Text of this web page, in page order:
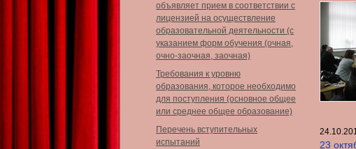
объявляет прием в соответствии с
лицензией на осуществление
образовательной деятельности (с
указанием форм обучения (очная,
очно-заочная, заочная)
Требования к уровню
образования, которое необходимо
для поступления (основное общее
или среднее общее образование)
Перечень вступительных
испытаний
23